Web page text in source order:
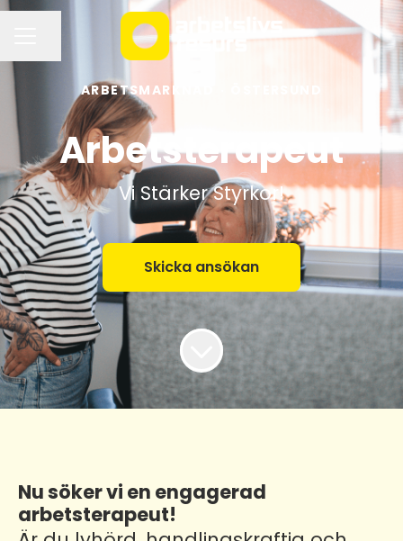
ARBETSMARKNAD ÖSTERSUND
Arbetsterapeut
Vi Stärker Styrkor!
Skicka ansökan
Nu söker vi en engagerad
arbetsterapeut!